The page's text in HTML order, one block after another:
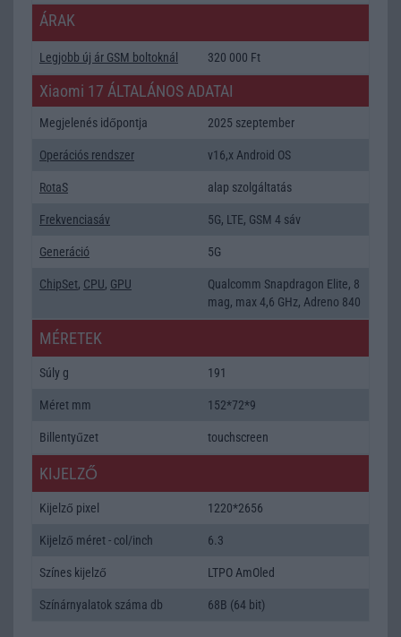
ÁRAK
Legjobb új ár GSM boltoknál 320 000 Ft
Xiaomi 17 ÁLTALÁNOS ADATAI
Megjelenés időpontja 2025 szeptember
Operációs rendszer v16,x Android OS
RotaS alap szolgáltatás
Frekvenciasáv 5G, LTE, GSM 4 sáv
Generáció 5G
ChipSet, CPU, GPU
Qualcomm Snapdragon Elite, 8
mag, max 4,6 GHz, Adreno 840
MÉRETEK
Súly g 191
Méret mm 152*72*9
Billentyűzet touchscreen
KIJELZŐ
Kijelző pixel 1220*2656
Kijelző méret - col/inch 6.3
Színes kijelző LTPO AmOled
Színárnyalatok száma db 68B (64 bit)